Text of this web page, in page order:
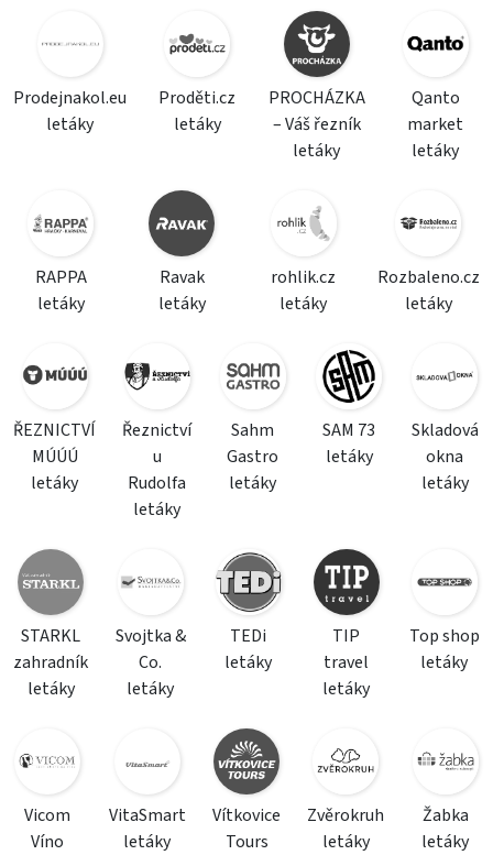
Prodejnakol.eu
letáky
Proděti.cz
letáky
PROCHÁZKA
– Váš řezník
letáky
Qanto
market
letáky
RAPPA
letáky
Ravak
letáky
rohlik.cz
letáky
Rozbaleno.cz
letáky
ŘEZNICTVÍ
MÚÚÚ
letáky
Řeznictví
u
Rudolfa
letáky
Sahm
Gastro
letáky
SAM 73
letáky
Skladová
okna
letáky
STARKL
zahradník
letáky
Svojtka &
Co.
letáky
TEDi
letáky
TIP
travel
letáky
Top shop
letáky
Vicom
Víno
VitaSmart
letáky
Vítkovice
Tours
Zvěrokruh
letáky
Žabka
letáky